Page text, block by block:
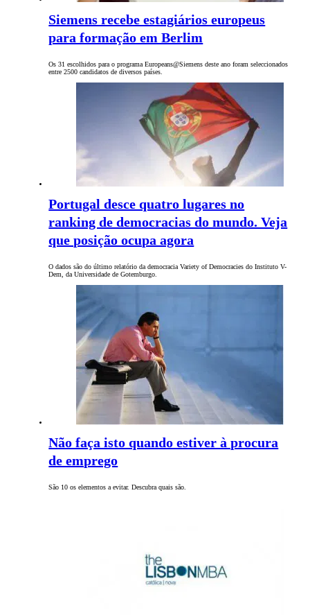
Siemens recebe estagiários europeus
para formação em Berlim
Os 31 escolhidos para o programa Europeans@Siemens deste ano foram seleccionados
entre 2500 candidatos de diversos países.
Portugal desce quatro lugares no
ranking de democracias do mundo. Veja
que posição ocupa agora
O dados são do último relatório da democracia Variety of Democracies do Instituto V-
Dem, da Universidade de Gotemburgo.
Não faça isto quando estiver à procura
de emprego
São 10 os elementos a evitar. Descubra quais são.